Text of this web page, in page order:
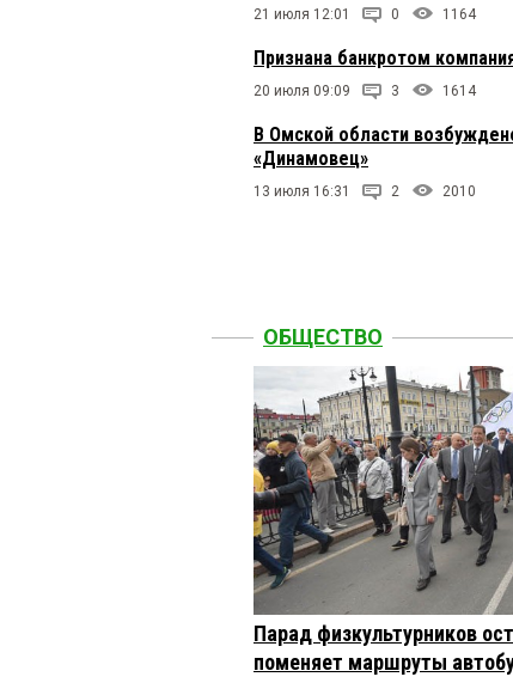
21 июля 12:01 0 1164
Признана банкротом
20 июля 09:09 3 1614
В Омской области
«Динамовец»
13 июля 16:31 2 2010
ОБЩЕСТВО
Парад физкультурников
поменяет маршруты